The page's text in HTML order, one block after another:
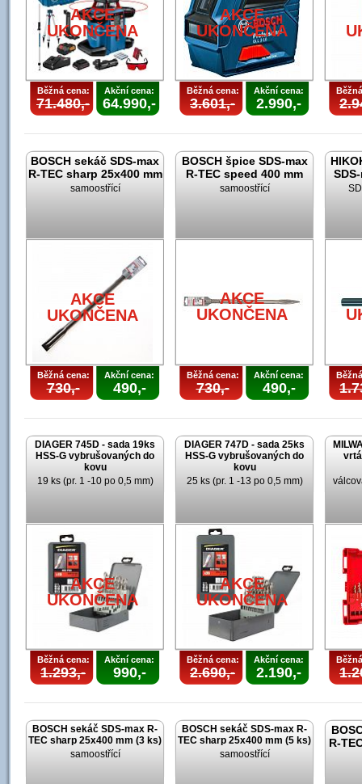
AKCE
UKONČENA
Běžná cena:
71.480,-
Akční cena:
64.990,-
AKCE
UKONČENA
Běžná cena:
3.601,-
Akční cena:
2.990,-
BOSCH sekáč SDS-max
R-TEC sharp 25x400 mm
samoostřící
AKCE
UKONČENA
Běžná cena:
730,-
Akční cena:
490,-
BOSCH špice SDS-max
R-TEC speed 400 mm
samoostřící
AKCE
UKONČENA
Běžná cena:
730,-
Akční cena:
490,-
DIAGER 745D - sada 19ks
HSS-G vybrušovaných do
kovu
19 ks (pr. 1 -10 po 0,5 mm)
AKCE
UKONČENA
Běžná cena:
1.293,-
Akční cena:
990,-
DIAGER 747D - sada 25ks
HSS-G vybrušovaných do
kovu
25 ks (pr. 1 -13 po 0,5 mm)
AKCE
UKONČENA
Běžná cena:
2.690,-
Akční cena:
2.190,-
BOSCH sekáč SDS-max R-
TEC sharp 25x400 mm (3 ks)
samoostřící
BOSCH sekáč SDS-max R-
TEC sharp 25x400 mm (5 ks)
samoostřící
R-